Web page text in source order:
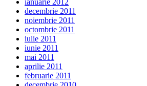
decembrie 2011
noiembrie 2011
octombrie 2011
iulie 2011
iunie 2011
mai 2011
aprilie 2011
februarie 2011